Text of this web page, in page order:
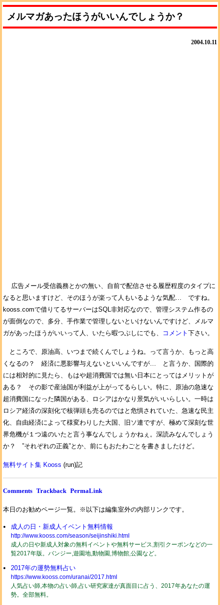
メルマガあったほうがいいんでしょうか？
2004.10.11
広告メール受信義務とかの無い、自前で配信させる履歴程度のタイプに
なると思いますけど、そのほうが楽って人もいるような気配… ですね。
kooss.comで借りてるサーバーはSQL非対応なので、管理システム作るの
が面倒なので、多分、手作業で管理しないといけないんですけど、メルマ
ガがあったほうがいいって人、いたら暇つぶしにでも、
コメント 下さい。
ところで、原油高、いつまで続くんでしょうね。って言うか、もっと高
くなるの？ 経済に悪影響与えないといいんですが… と言うか、国際的
には相対的に見たら、もはや超消費国では無い日本にとってはメリットが
ある？ その影で産油国が利益が上がってるらしい。特に、原油の急速な
超消費国になった隣国がある、ロシアはかなり景気がいいらしい。一時は
ロシア経済の深刻化で核弾頭も売るのではと危惧されていた、急速な民主
化、自由経済によって様変わりした大国、旧ソ連ですが、極めて深刻な世
界危機が１つ遠のいたと言う事なんでしょうかねぇ。深読みなんでしょう
か？ ”それぞれの正義”とか、前にもおたわごとを書きましたけど。
無料サイト集 Kooss (run)記
Comments Trackback PermaLink
本日のお勧めページ一覧。※以下は編集室外の内部リンクです。
成人の日・新成人イベント無料情報
http://www.kooss.com/season/seijinshiki.html
成人の日や新成人対象の無料イベントや無料サービス,割引クーポンなどの一
覧2017年版。バンジー,遊園地,動物園,博物館,公園など。
2017年の運勢無料占い
https://www.kooss.com/uranai/2017.html
人気占い師,本物の占い師,占い研究家達が真面目に占う、2017年あなたの運
勢。全部無料。